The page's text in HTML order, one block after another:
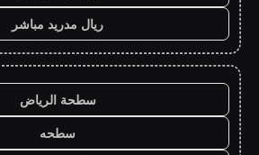
ريال مدريد مباشر
سطحة الرياض
سطحه